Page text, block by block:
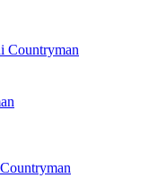
Countryman